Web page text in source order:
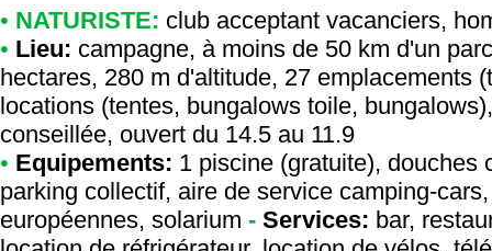
• NATURISTE: club acceptant vacanciers,
• Lieu: campagne, à moins de 50 km d'un
hectares, 280 m d'altitude, 27 emplacements
locations (tentes, bungalows toile,
conseillée, ouvert du 14.5 au 11.9
• Equipements: 1 piscine (gratuite), douches
parking collectif, aire de service camping-
européennes, solarium - Services: bar,